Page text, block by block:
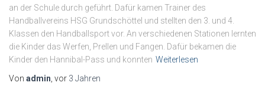
an der Schule durch geführt. Dafür kamen Trainer des
Handballvereins HSG Grundschöttel und stellten den 3. und 4.
Klassen den Handballsport vor. An verschiedenen Stationen lernten
die Kinder das Werfen, Prellen und Fangen. Dafür bekamen die
Kinder den Hannibal-Pass und konnten Weiterlesen
Von admin , vor 3 Jahren